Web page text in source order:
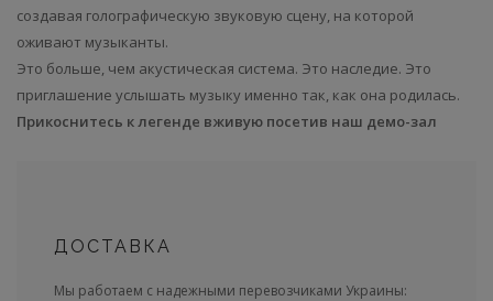
создавая голографическую звуковую сцену, на которой
оживают музыканты.
Это больше, чем акустическая система. Это наследие. Это
приглашение услышать музыку именно так, как она родилась.
Прикоснитесь к легенде вживую посетив наш демо-зал
ДОСТАВКА
Мы работаем с надежными перевозчиками Украины: